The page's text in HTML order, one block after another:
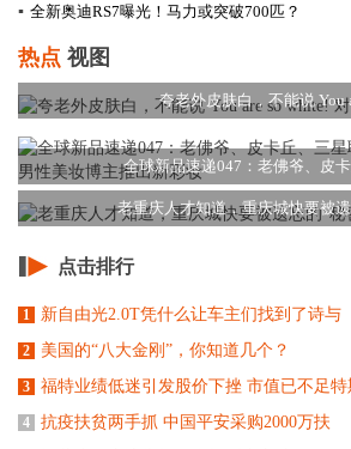
▪ 全新奥迪RS7曝光！马力或突破700匹？
热点 视图
夸老外皮肤白，不能说 You
全球新品速递047：老佛爷、皮
老重庆人才知道，重庆城快要被
点击排行
1 新自由光2.0T凭什么让车主们找到了诗与
2 美国的“八大金刚”，你知道几个？
3 福特业绩低迷引发股价下挫 市值已不足特
4 抗疫扶贫两手抓 中国平安采购2000万扶